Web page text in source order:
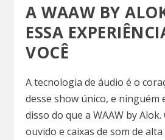
A WAAW BY
ESSA
VOCÊ
A tecnologia de áudio é o
desse show único, e ninguém
disso do que a WAAW by
ouvido e caixas de som de